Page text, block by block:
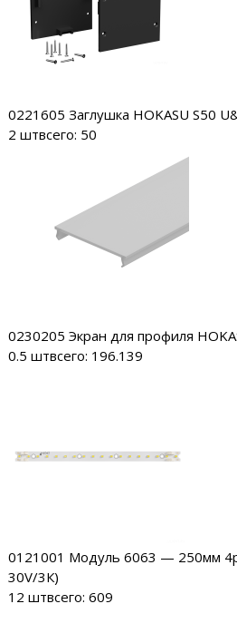
0221605 Заглушка HOKASU S50
2 штвсего: 50
0230205 Экран для профиля
0.5 штвсего: 196.139
0121001 Модуль 6063 — 250мм
30V/3К)
12 штвсего: 609